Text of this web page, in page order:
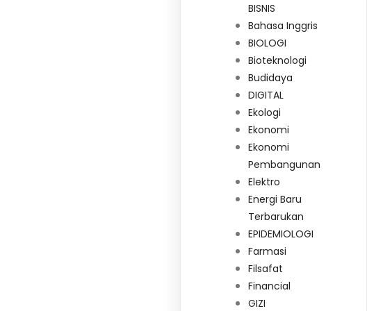
BISNIS
Bahasa Inggris
BIOLOGI
Bioteknologi
Budidaya
DIGITAL
Ekologi
Ekonomi
Ekonomi
Pembangunan
Elektro
Energi Baru
Terbarukan
EPIDEMIOLOGI
Farmasi
Filsafat
Financial
GIZI